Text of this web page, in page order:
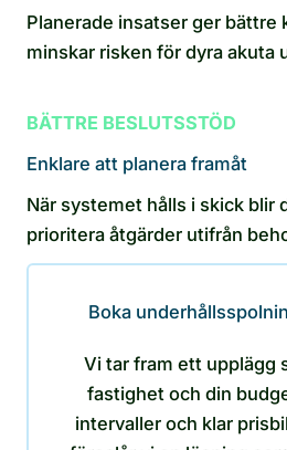
Planerade insatser ger bättre
minskar risken för dyra akuta
BÄTTRE BESLUTSSTÖD
Enklare att planera framåt
När systemet hålls i skick blir
prioritera åtgärder utifrån
Boka
Vi tar fram ett upplägg
fastighet och din
intervaller och klar